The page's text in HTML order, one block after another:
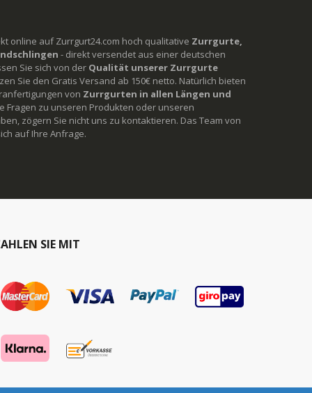
online auf Zurrgurt24.com hoch qualitative Zurrgurte,
- direkt versendet aus einer deutschen
Sie sich von der Qualität unserer Zurrgurte
Sie den Gratis Versand ab 150€ netto. Natürlich bieten
von Zurrgurten in allen Längen und
Fragen zu unseren Produkten oder unseren
zögern Sie nicht uns zu kontaktieren. Das Team von
auf Ihre Anfrage.
SIE MIT